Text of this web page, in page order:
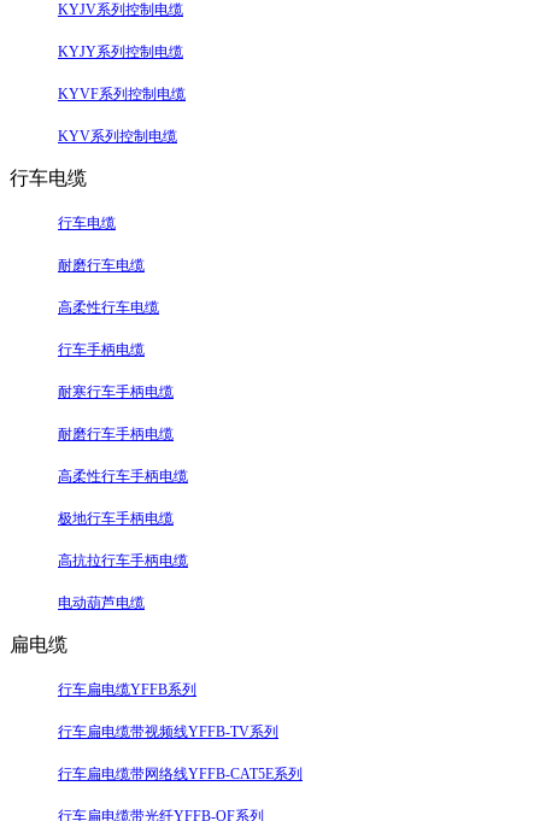
KYJV系列控制电缆
KYJY系列控制电缆
KYVF系列控制电缆
KYV系列控制电缆
行车电缆
行车电缆
耐磨行车电缆
高柔性行车电缆
行车手柄电缆
耐寒行车手柄电缆
耐磨行车手柄电缆
高柔性行车手柄电缆
极地行车手柄电缆
高抗拉行车手柄电缆
电动葫芦电缆
扁电缆
行车扁电缆YFFB系列
行车扁电缆带视频线YFFB-TV系列
行车扁电缆带网络线YFFB-CAT5E系列
行车扁电缆带光纤YFFB-OF系列